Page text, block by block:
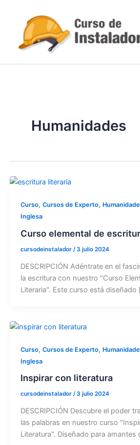
contenido
Humanidades
Curso, Cursos de Experto,
Inglesa
Curso elemental de
cursodeinstalador /3 julio 2024
DESCRIPCIÓN Adéntrate en el
la escritura con nuestro "Curso
Literaria". Este curso está diseñado
Curso, Cursos de Experto,
Inglesa
Inspirar con literatura
cursodeinstalador /3 julio 2024
DESCRIPCIÓN Descubre el poder
las palabras en nuestro curso
Literatura". Diseñado para amantes